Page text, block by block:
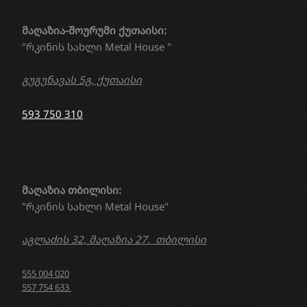
მაღაზია თბილისი:
"რკინის სახლი Metal House"
აგლაძის 32, მაღაზია 27. თბილისი
555 004 020
557 754 633
მაღაზია-შოურუმი ქუთაისი:
"რკინის სახლი Metal House "
გუგუნავას 5გ, ქუთაისი
593 750 310